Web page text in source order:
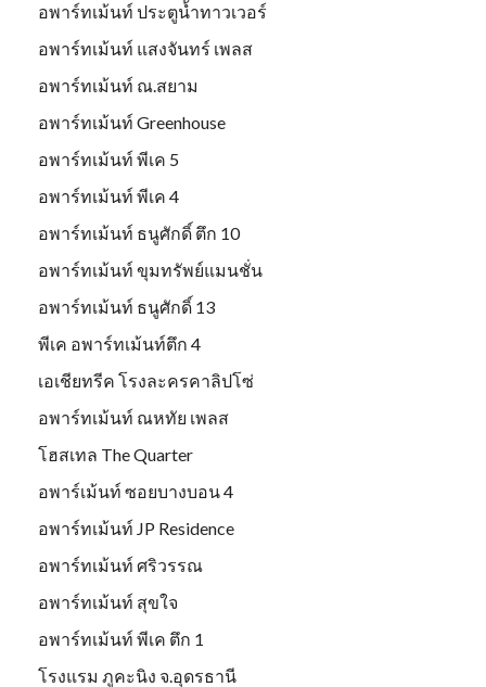
อพาร์ทเม้นท์ ประตูน้ำทาวเวอร์
อพาร์ทเม้นท์ แสงจันทร์ เพลส
อพาร์ทเม้นท์ ณ.สยาม
อพาร์ทเม้นท์ Greenhouse
อพาร์ทเม้นท์ พีเค 5
อพาร์ทเม้นท์ พีเค 4
อพาร์ทเม้นท์ ธนูศักดิ์ ตึก 10
อพาร์ทเม้นท์ ขุมทรัพย์แมนชั่น
อพาร์ทเม้นท์ ธนูศักดิ์ 13
พีเค อพาร์ทเม้นท์ตึก 4
เอเชียทรีค โรงละครคาลิปโซ่
อพาร์ทเม้นท์ ณหทัย เพลส
โฮสเทล The Quarter
อพาร์เม้นท์ ซอยบางบอน 4
อพาร์ทเม้นท์ JP Residence
อพาร์ทเม้นท์ ศริวรรณ
อพาร์ทเม้นท์ สุขใจ
อพาร์ทเม้นท์ พีเค ตึก 1
โรงแรม ภูคะนิง จ.อุดรธานี